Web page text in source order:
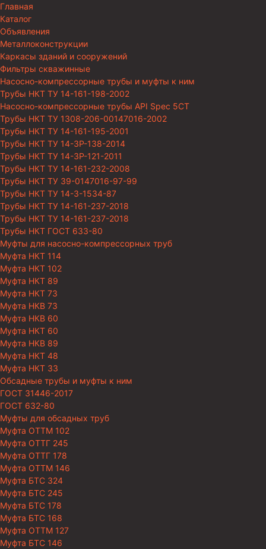
Главная
Каталог
Объявления
Металлоконструкции
Каркасы зданий и сооружений
Фильтры скважинные
Насосно-компрессорные трубы и муфты к ним
Трубы НКТ ТУ 14-161-198-2002
Насосно-компрессорные трубы API Spec 5CT
Трубы НКТ ТУ 1308-206-00147016-2002
Трубы НКТ ТУ 14-161-195-2001
Трубы НКТ ТУ 14-3Р-138-2014
Трубы НКТ ТУ 14-3Р-121-2011
Трубы НКТ ТУ 14-161-232-2008
Трубы НКТ ТУ 39-0147016-97-99
Трубы НКТ ТУ 14-3-1534-87
Трубы НКТ ТУ 14-161-237-2018
Трубы НКТ ТУ 14-161-237-2018
Трубы НКТ ГОСТ 633-80
Муфты для насосно-компрессорных труб
Муфта НКТ 114
Муфта НКТ 102
Муфта НКТ 89
Муфта НКТ 73
Муфта НКВ 73
Муфта НКВ 60
Муфта НКТ 60
Муфта НКВ 89
Муфта НКТ 48
Муфта НКТ 33
Обсадные трубы и муфты к ним
ГОСТ 31446-2017
ГОСТ 632-80
Муфты для обсадных труб
Муфта ОТТМ 102
Муфта ОТТГ 245
Муфта ОТТГ 178
Муфта ОТТМ 146
Муфта БТС 324
Муфта БТС 245
Муфта БТС 178
Муфта БТС 168
Муфта ОТТМ 127
Муфта БТС 146